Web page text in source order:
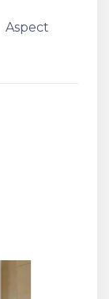
Aspect